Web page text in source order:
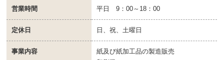
営業時間 平日 9：00～18：00
定休日 日、祝、土曜日
事業内容
紙及び紙加工品の製造販売